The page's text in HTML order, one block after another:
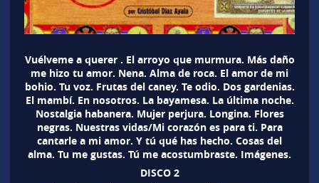
Vuélveme a querer . El arroyo que murmura. Más daño
me hizo tu amor. Nena. Alma de roca. El amor de mi
bohio. Tu voz. Frutas del caney. Te odio. Dos gardenias.
El mambí. En nosotros. La bayamesa. La última noche.
Nostalgia habanera. Mujer perjura. Longina. Flores
negras. Nuestras vidas/Mi corazón es para ti. Para
cantarle a mi amor. Y tú qué has hecho. Cosas del
alma. Tu me gustas. Tú me acostumbraste. Imágenes.
DISCO 2